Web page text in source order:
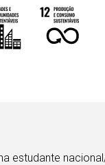
estudante